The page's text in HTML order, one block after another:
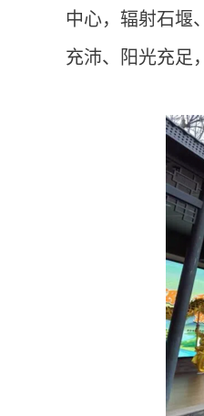
中心，辐射石堰
充沛、阳光充足